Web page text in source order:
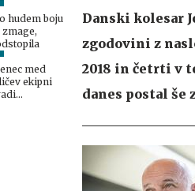
hudem boju
med
ekipni
Danski kolesar
zgodovini z
2018 in četrti v
danes postal še